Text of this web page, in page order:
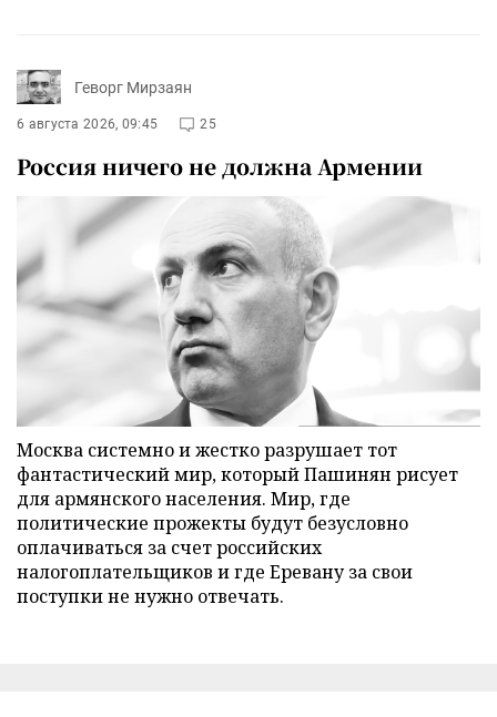
Геворг Мирзаян
6 августа 2026, 09:45 25
Россия ничего не должна Армении
Москва системно и жестко разрушает тот
фантастический мир, который Пашинян рисует
для армянского населения. Мир, где
политические прожекты будут безусловно
оплачиваться за счет российских
налогоплательщиков и где Еревану за свои
поступки не нужно отвечать.